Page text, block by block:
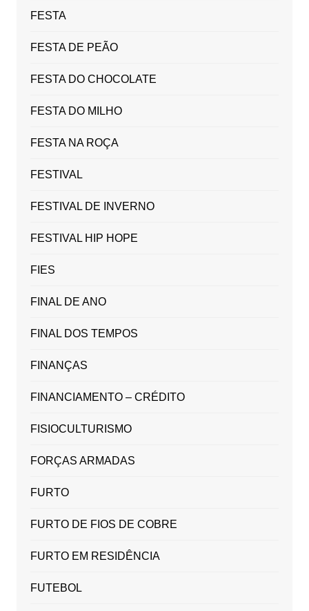
FESTA
FESTA DE PEÃO
FESTA DO CHOCOLATE
FESTA DO MILHO
FESTA NA ROÇA
FESTIVAL
FESTIVAL DE INVERNO
FESTIVAL HIP HOPE
FIES
FINAL DE ANO
FINAL DOS TEMPOS
FINANÇAS
FINANCIAMENTO – CRÉDITO
FISIOCULTURISMO
FORÇAS ARMADAS
FURTO
FURTO DE FIOS DE COBRE
FURTO EM RESIDÊNCIA
FUTEBOL